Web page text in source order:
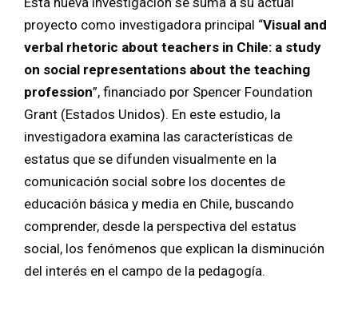
proyecto como investigadora principal “Visual and
verbal rhetoric about teachers in Chile: a study
on social representations about the teaching
profession”, financiado por Spencer Foundation
Grant (Estados Unidos). En este estudio, la
investigadora examina las características de
estatus que se difunden visualmente en la
comunicación social sobre los docentes de
educación básica y media en Chile, buscando
comprender, desde la perspectiva del estatus
social, los fenómenos que explican la disminución
del interés en el campo de la pedagogía.